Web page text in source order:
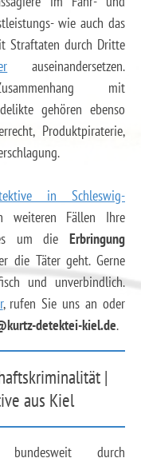
wie auch das
Straftaten durch Dritte
auseinandersetzen.
mit
gehören ebenso
Produktpiraterie,
in Schleswig-
Fällen Ihre
um die Erbringung
die Täter geht. Gerne
und unverbindlich.
, rufen Sie uns an oder
detektei-kiel.de.
|
aus Kiel
durch